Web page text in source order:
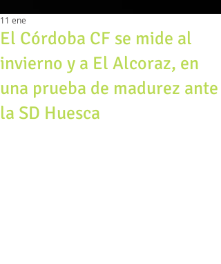
El Córdoba CF se mide al
invierno y a El Alcoraz, en
una prueba de madurez ante
la SD Huesca
11 ene